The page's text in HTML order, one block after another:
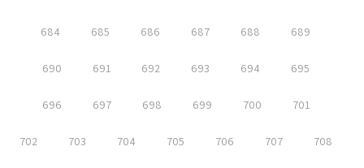
684 685 686 687 688 689
690 691 692 693 694 695
696 697 698 699 700 701
702 703 704 705 706 707 708